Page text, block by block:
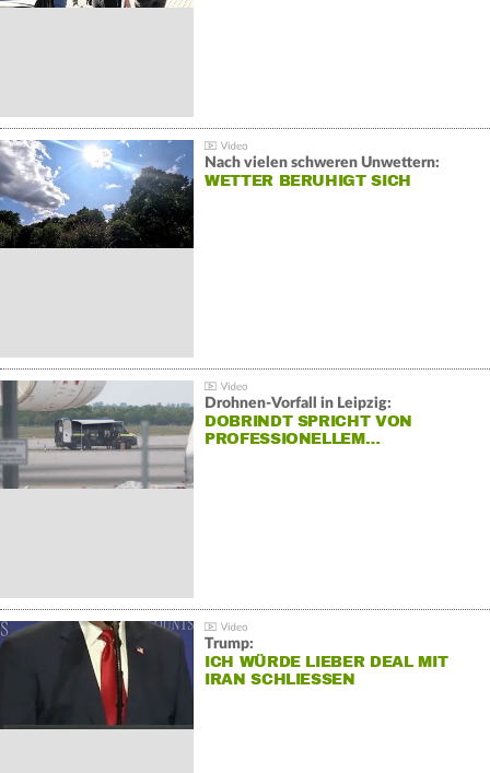
Nach vielen schweren Unwettern:
WETTER BERUHIGT SICH
Drohnen-Vorfall in Leipzig:
DOBRINDT SPRICHT VON
PROFESSIONELLEM…
Trump:
ICH WÜRDE LIEBER DEAL MIT
IRAN SCHLIESSEN